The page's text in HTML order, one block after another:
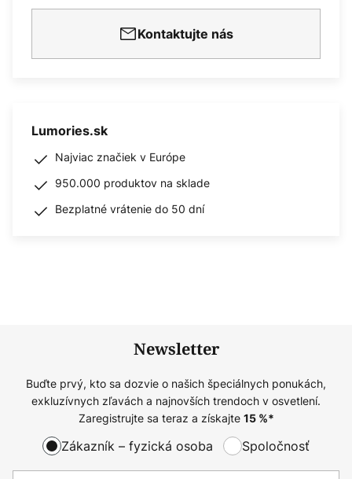
Kontaktujte nás
Lumories.sk
Najviac značiek v Európe
950.000 produktov na sklade
Bezplatné vrátenie do 50 dní
Newsletter
Buďte prvý, kto sa dozvie o našich špeciálnych ponukách,
exkluzívnych zľavách a najnovších trendoch v osvetlení.
Zaregistrujte sa teraz a získajte 15%*
Zákazník – fyzická osoba Spoločnosť